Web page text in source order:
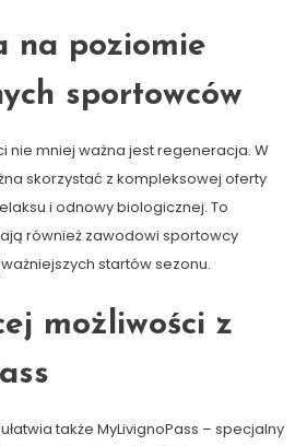
na poziomie
sportowców
nie mniej ważna jest regeneracja. W
skorzystać z kompleksowej oferty
i odnowy biologicznej. To
również zawodowi sportowcy
startów sezonu.
możliwości z
także MyLivignoPass – specjalny